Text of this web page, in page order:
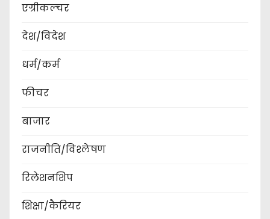
एग्रीकल्चर
देश/विदेश
धर्म/कर्म
फीचर
बाजार
राजनीति/विश्लेषण
रिलेशनशिप
शिक्षा/कैरियर